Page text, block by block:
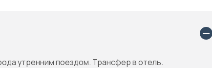
утренним поездом. Трансфер в отель.